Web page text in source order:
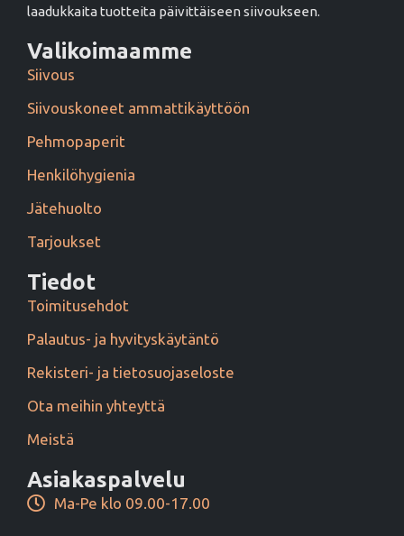
laadukkaita tuotteita päivittäiseen siivoukseen.
Valikoimaamme
Siivous
Siivouskoneet ammattikäyttöön
Pehmopaperit
Henkilöhygienia
Jätehuolto
Tarjoukset
Tiedot
Toimitusehdot
Palautus- ja hyvityskäytäntö
Rekisteri- ja tietosuojaseloste
Ota meihin yhteyttä
Meistä
Asiakaspalvelu
Ma-Pe klo 09.00-17.00